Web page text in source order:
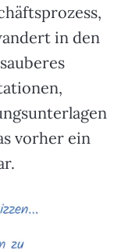
in den
vorher ein